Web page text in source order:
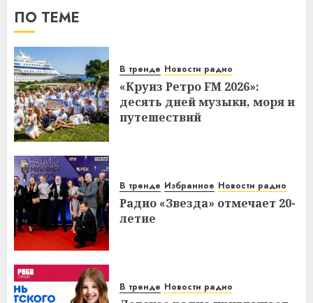
ПО ТЕМЕ
В тренде Новости радио
«Круиз Ретро FM 2026»:
десять дней музыки, моря и
путешествий
В тренде Избранное Новости радио
Радио «Звезда» отмечает 20-
летие
В тренде Новости радио